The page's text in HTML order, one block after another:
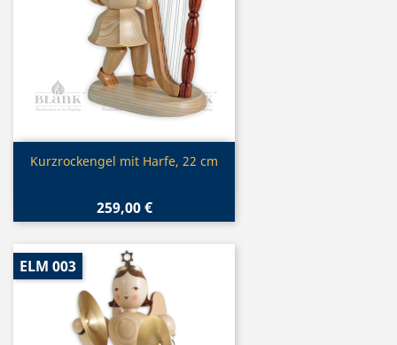
Vorschau
Kurzrockengel mit Harfe, 22 cm
259,00 €
ELM 003